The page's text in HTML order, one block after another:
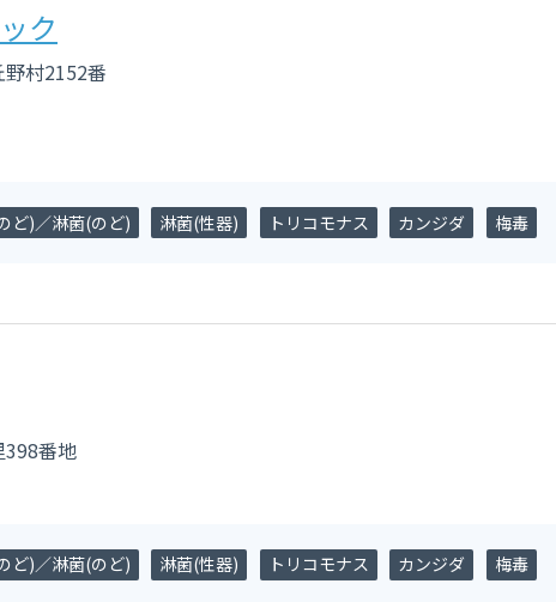
ク
村2152番
ど)／淋菌(のど) 淋菌(性器) トリコモナス カンジダ 梅毒
番地
ど)／淋菌(のど) 淋菌(性器) トリコモナス カンジダ 梅毒